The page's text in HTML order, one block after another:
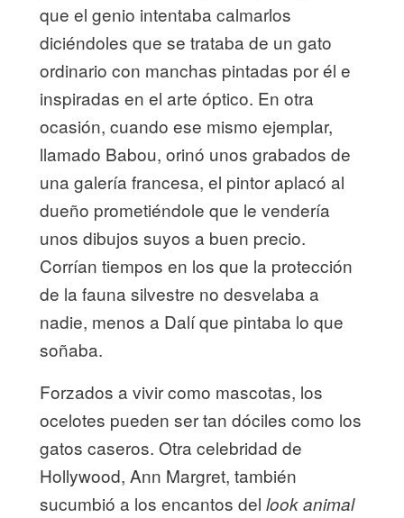
que el genio intentaba calmarlos
diciéndoles que se trataba de un gato
ordinario con manchas pintadas por él e
inspiradas en el arte óptico. En otra
ocasión, cuando ese mismo ejemplar,
llamado Babou, orinó unos grabados de
una galería francesa, el pintor aplacó al
dueño prometiéndole que le vendería
unos dibujos suyos a buen precio.
Corrían tiempos en los que la protección
de la fauna silvestre no desvelaba a
nadie, menos a Dalí que pintaba lo que
soñaba.
Forzados a vivir como mascotas, los
ocelotes pueden ser tan dóciles como los
gatos caseros. Otra celebridad de
Hollywood, Ann Margret, también
sucumbió a los encantos del look animal